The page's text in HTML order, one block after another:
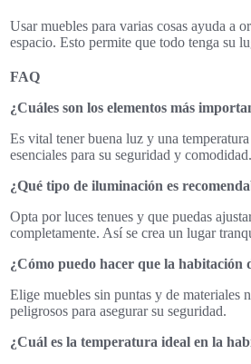
Usar muebles para varias cosas ayuda a
espacio. Esto permite que todo tenga su
FAQ
¿Cuáles son los elementos más
Es vital tener buena luz y una
esenciales para su seguridad y comodidad.
¿Qué tipo de iluminación es
Opta por luces tenues y que puedas
completamente. Así se crea un lugar
¿Cómo puedo hacer que la habitación
Elige muebles sin puntas y de materiales
peligrosos para asegurar su seguridad.
¿Cuál es la temperatura ideal en la